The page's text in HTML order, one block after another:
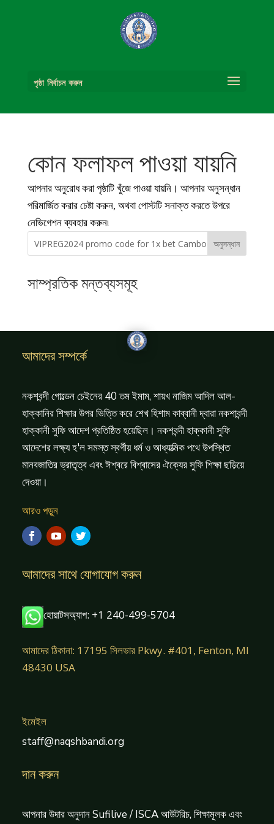
পৃষ্ঠা নির্বাচন করুন
কোন ফলাফল পাওয়া যায়নি
আপনার অনুরোধ করা পৃষ্ঠাটি খুঁজে পাওয়া যায়নি। আপনার অনুসন্ধান
পরিমার্জিত করার চেষ্টা করুন, অথবা পোস্টটি সনাক্ত করতে উপরে
নেভিগেশন ব্যবহার করুন৷
সাম্প্রতিক মন্তব্যসমূহ
আমাদের সম্পর্কে
নকশবন্দী গোল্ডেন চেইনের 40 তম ইমাম, শায়খ নাজিম আদিল আল-
হাক্কানির শিক্ষার উপর ভিত্তি করে শেখ হিশাম কাব্বানী দ্বারা নকশাবন্দী
হাক্কানী সুফি আদেশ প্রতিষ্ঠিত হয়েছিল। নকশবন্দী হাক্কানী সুফি
আদেশের লক্ষ্য হ'ল সমস্ত স্বর্গীয় ধর্ম ও আধ্যাত্মিক পথে উপস্থিত
মানবজাতির ভ্রাতৃত্ব এবং ঈশ্বরে বিশ্বাসের ঐক্যের সুফি শিক্ষা ছড়িয়ে
দেওয়া।
আরও পড়ুন
আমাদের সাথে যোগাযোগ করুন
হোয়াটসঅ্যাপ: +1 240-499-5704
আমাদের ঠিকানা: 17195 সিলভার Pkwy. #401, Fenton, MI
48430 USA
ইমেইল
staff@naqshbandi.org
দান করুন
আপনার উদার অনুদান Sufilive / ISCA আউটরিচ, শিক্ষামূলক এবং